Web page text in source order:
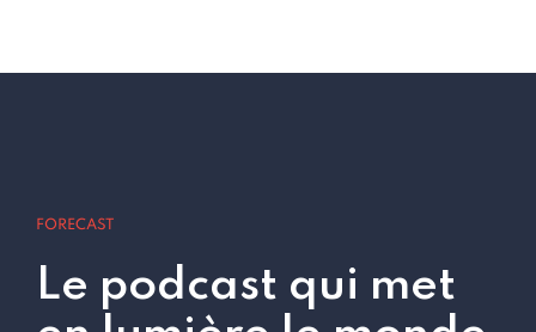
FORECAST
Le podcast qui met